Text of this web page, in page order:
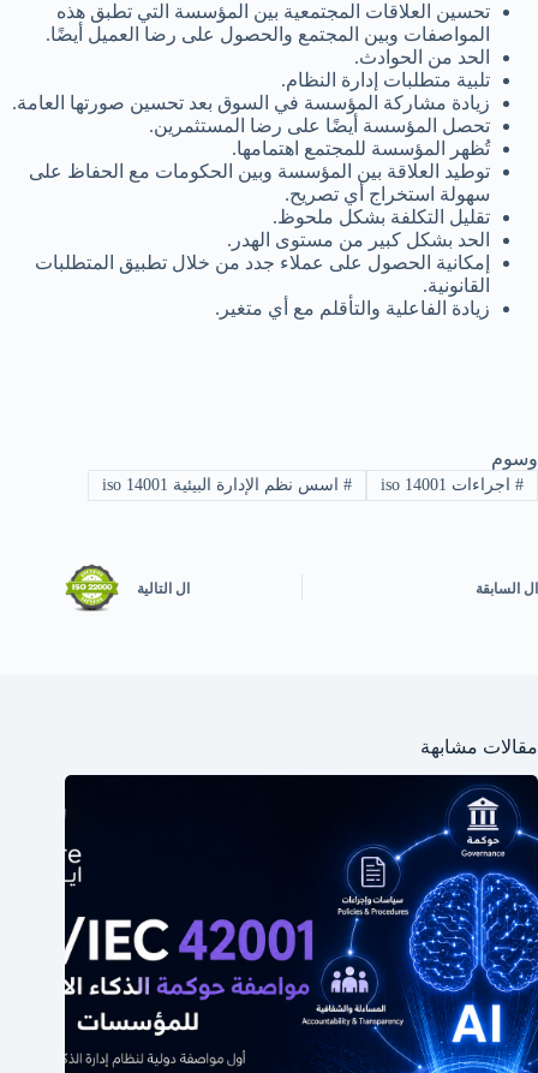
تحسين العلاقات المجتمعية بين المؤسسة التي تطبق هذه
المواصفات وبين المجتمع والحصول على رضا العميل أيضًا.
الحد من الحوادث.
تلبية متطلبات إدارة النظام.
زيادة مشاركة المؤسسة في السوق بعد تحسين صورتها العامة.
تحصل المؤسسة أيضًا على رضا المستثمرين.
تُظهر المؤسسة للمجتمع اهتمامها.
توطيد العلاقة بين المؤسسة وبين الحكومات مع الحفاظ على
سهولة استخراج أي تصريح.
تقليل التكلفة بشكل ملحوظ.
الحد بشكل كبير من مستوى الهدر.
إمكانية الحصول على عملاء جدد من خلال تطبيق المتطلبات
القانونية.
زيادة الفاعلية والتأقلم مع أي متغير.
وسوم
#اجراءات iso 14001 #اسس نظم الإدارة البيئية iso 14001
ال السابقة ال التالية
مقالات مشابهة